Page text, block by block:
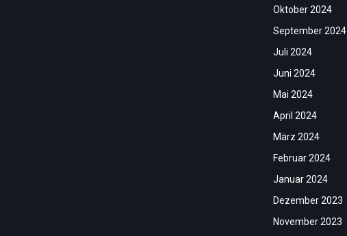
Oktober 2024
September 2024
Juli 2024
Juni 2024
Mai 2024
April 2024
März 2024
Februar 2024
Januar 2024
Dezember 2023
November 2023